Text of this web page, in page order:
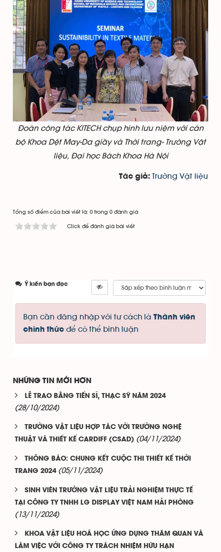
Đoàn công tác KITECH chụp hình lưu niệm với cán
bộ Khoa Dệt May-Da giầy và Thời trang- Trường Vật
liệu, Đại học Bách Khoa Hà Nội
Tác giả: Trường Vật liệu
Tổng số điểm của bài viết là: 0 trong 0 đánh giá
Click để đánh giá bài viết
Ý kiến bạn đọc
Bạn cần đăng nhập với tư cách là Thành viên
chính thức để có thể bình luận
NHỮNG TIN MỚI HƠN
LỄ TRAO BẰNG TIẾN SĨ, THẠC SỸ NĂM 2024
(28/10/2024)
TRƯỜNG VẬT LIỆU HỢP TÁC VỚI TRƯỜNG NGHỆ
THUẬT VÀ THIẾT KẾ CARDIFF (CSAD) (04/11/2024)
THÔNG BÁO: CHUNG KẾT CUỘC THI THIẾT KẾ THỜI
TRANG 2024 (05/11/2024)
SINH VIÊN TRƯỜNG VẬT LIỆU TRẢI NGHIỆM THỰC TẾ
TẠI CÔNG TY TNHH LG DISPLAY VIỆT NAM HẢI PHÒNG
(13/11/2024)
KHOA VẬT LIỆU HOÁ HỌC ỨNG DỤNG THĂM QUAN VÀ
LÀM VIỆC VỚI CÔNG TY TRÁCH NHIỆM HỮU HẠN